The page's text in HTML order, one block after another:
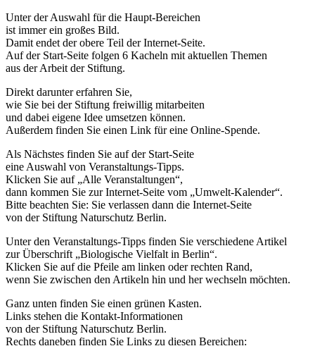
Unter der Auswahl für die Haupt-Bereichen
ist immer ein großes Bild.
Damit endet der obere Teil der Internet-Seite.
Auf der Start-Seite folgen 6 Kacheln mit aktuellen Themen
aus der Arbeit der Stiftung.
Direkt darunter erfahren Sie,
wie Sie bei der Stiftung freiwillig mitarbeiten
und dabei eigene Idee umsetzen können.
Außerdem finden Sie einen Link für eine Online-Spende.
Als Nächstes finden Sie auf der Start-Seite
eine Auswahl von Veranstaltungs-Tipps.
Klicken Sie auf „Alle Veranstaltungen“,
dann kommen Sie zur Internet-Seite vom „Umwelt-Kalender“.
Bitte beachten Sie: Sie verlassen dann die Internet-Seite
von der Stiftung Naturschutz Berlin.
Unter den Veranstaltungs-Tipps finden Sie verschiedene Artikel
zur Überschrift „Biologische Vielfalt in Berlin“.
Klicken Sie auf die Pfeile am linken oder rechten Rand,
wenn Sie zwischen den Artikeln hin und her wechseln möchten.
Ganz unten finden Sie einen grünen Kasten.
Links stehen die Kontakt-Informationen
von der Stiftung Naturschutz Berlin.
Rechts daneben finden Sie Links zu diesen Bereichen: